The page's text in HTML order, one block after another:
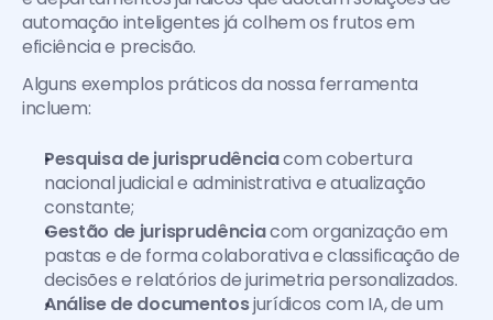
automação inteligentes já colhem os frutos em
eficiência e precisão.
Alguns exemplos práticos da nossa ferramenta
incluem:
Pesquisa de jurisprudência com cobertura
nacional judicial e administrativa e atualização
constante;
Gestão de jurisprudência com organização em
pastas e de forma colaborativa e classificação de
decisões e relatórios de jurimetria personalizados.
Análise de documentos jurídicos com IA, de um